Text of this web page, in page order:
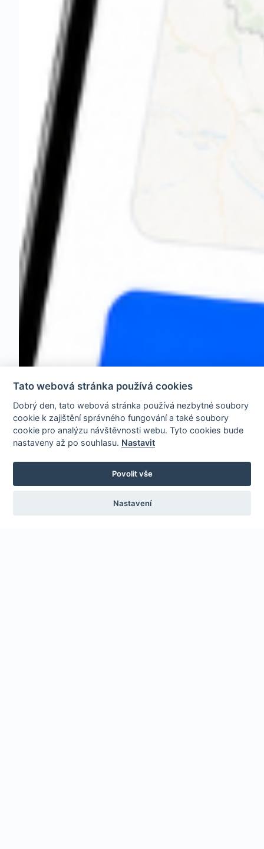
Tato webová stránka používá cookies
Dobrý den, tato webová stránka používá nezbytné soubory
cookie k zajištění správného fungování a také soubory
cookie pro analýzu návštěvnosti webu. Tyto cookies bude
nastaveny až po souhlasu. Nastavit
Povolit vše
Nastavení